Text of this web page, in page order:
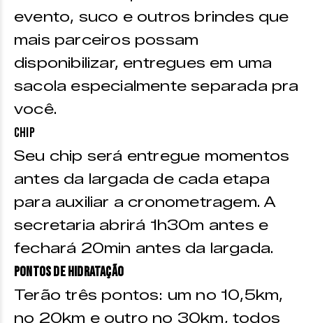
evento, suco e outros brindes que
mais parceiros possam
disponibilizar, entregues em uma
sacola especialmente separada pra
você.
Chip
Seu chip será entregue momentos
antes da largada de cada etapa
para auxiliar a cronometragem. A
secretaria abrirá 1h30m antes e
fechará 20min antes da largada.
Pontos de hidratação
Terão três pontos: um no 10,5km,
no 20km e outro no 30km, todos